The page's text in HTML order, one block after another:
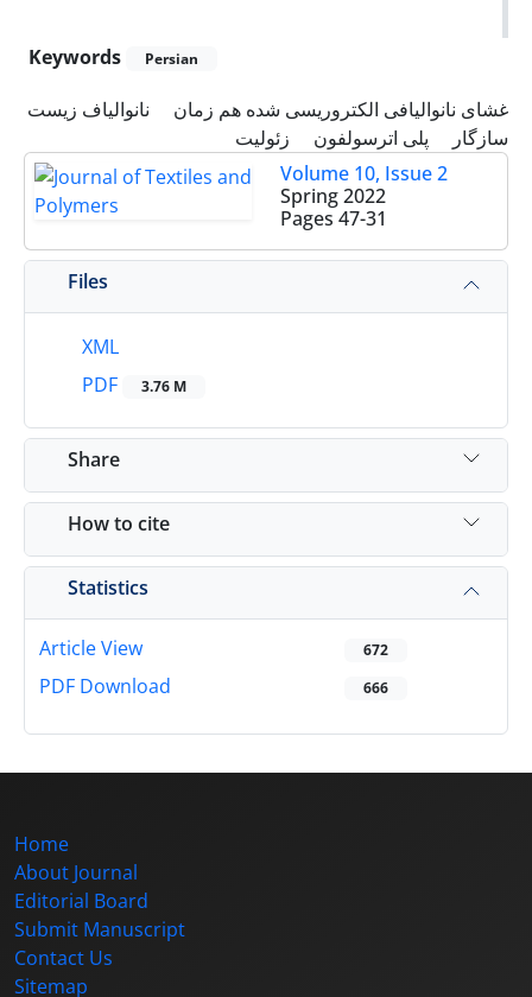
Keywords Persian
غشای نانوالیافی الکتروریسی شده هم زمان
نانوالیاف زیست
سازگار
پلی اترسولفون
زئولیت
Volume 10, Issue 2
Spring 2022
Pages 47-31
Files
XML
PDF
3.76 M
Share
How to cite
Statistics
Article View 672
PDF Download 666
Home
About Journal
Editorial Board
Submit Manuscript
Contact Us
Sitemap